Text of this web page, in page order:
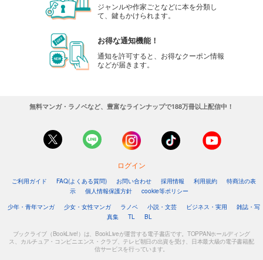
ジャンルや作家ごとなどに本を分類し
て、鍵もかけられます。
お得な通知機能！
通知を許可すると、お得なクーポン情報
などが届きます。
無料マンガ・ラノベなど、豊富なラインナップで188万冊以上配信中！
ログイン
ご利用ガイド FAQ(よくある質問) お問い合わせ 採用情報 利用規約
特商法の表
示
個人情報保護方針
cookie等ポリシー
少年・青年マンガ
少女・女性マンガ ラノベ 小説・文芸 ビジネス・実用
雑誌・写
真集
TL BL
ブックライブ（BookLive!）は、BookLiveが運営する電子書店です。TOPPANホールディング
ス、カルチュア・コンビニエンス・クラブ、テレビ朝日の出資を受け、日本最大級の電子書籍配
信サービスを行っています。